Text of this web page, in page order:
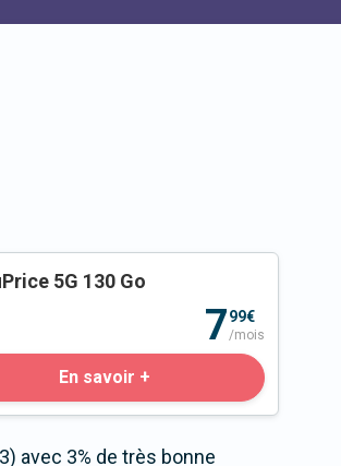
5G 130 Go
799€
/mois
En savoir +
avec 3% de très bonne